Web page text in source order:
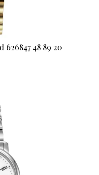
626847 48 89 20